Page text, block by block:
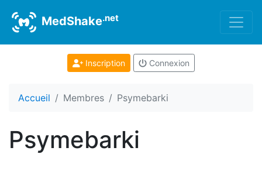
MedShake.net
Inscription Connexion
Accueil Membres Psymebarki
Psymebarki